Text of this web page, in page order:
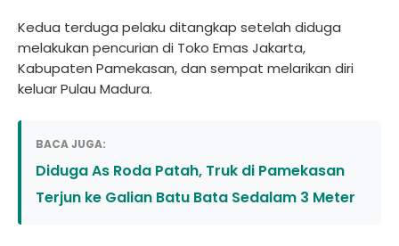
Kedua terduga pelaku ditangkap setelah diduga
melakukan pencurian di Toko Emas Jakarta,
Kabupaten Pamekasan, dan sempat melarikan diri
keluar Pulau Madura.
BACA JUGA:
Diduga As Roda Patah, Truk di Pamekasan
Terjun ke Galian Batu Bata Sedalam 3 Meter